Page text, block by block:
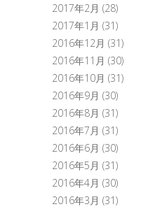
2017年2月 (28)
2017年1月 (31)
2016年12月 (31)
2016年11月 (30)
2016年10月 (31)
2016年9月 (30)
2016年8月 (31)
2016年7月 (31)
2016年6月 (30)
2016年5月 (31)
2016年4月 (30)
2016年3月 (31)